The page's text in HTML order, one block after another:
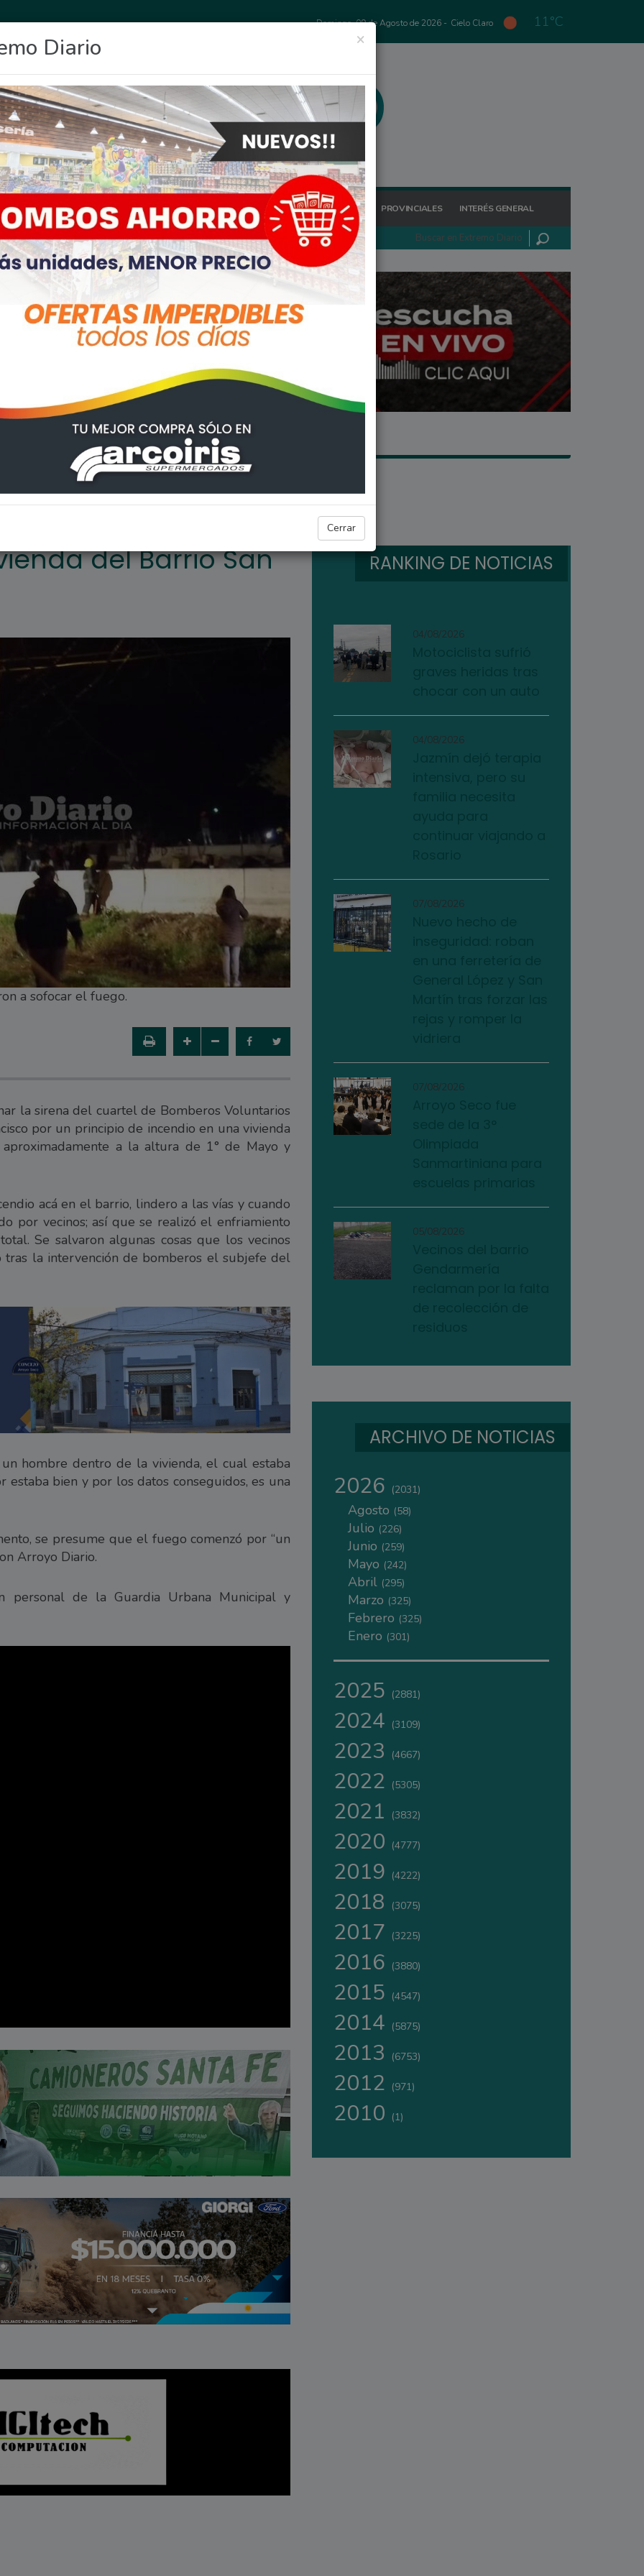
Domingo, 09 de Agosto de 2026 - Cielo Claro 11°C
OCIO DEPORTES FIGHIERA GENERAL LAGOS POLICIALES REGIONALES PROVINCIALES INTERÉS GENERAL
×
Diario
Cerrar
Francisco
ARROYO SECO
del Barrio San
a sofocar el fuego.
la sirena del cuartel de Bomberos Voluntarios
por un principio de incendio en una vivienda
a la altura de 1° de Mayo y
acá en el barrio, lindero a las vías y cuando
por vecinos; así que se realizó el enfriamiento
Se salvaron algunas cosas que los vecinos
tras la intervención de bomberos el subjefe del
hombre dentro de la vivienda, el cual estaba
bien y por los datos conseguidos, es una
se presume que el fuego comenzó por “un
Arroyo Diario.
personal de la Guardia Urbana Municipal y
RANKING DE NOTICIAS
04/08/2026
04/08/2026
07/08/2026
07/08/2026
05/08/2026
ARCHIVO DE NOTICIAS
2026 (2031)
Agosto (58)
Julio (226)
Junio (259)
Mayo (242)
Abril (295)
Marzo (325)
Febrero (325)
Enero (301)
2025 (2881)
2024 (3109)
2023 (4667)
2022 (5305)
2021 (3832)
2020 (4777)
2019 (4222)
2018 (3075)
2017 (3225)
2016 (3880)
2015 (4547)
2014 (5875)
2013 (6753)
2012 (971)
2010 (1)